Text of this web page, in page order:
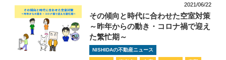
2021/06/22
その傾向と時代に合わせた空室対策
～昨年からの動き・コロナ禍で迎え
た繁忙期～
NISHIDAの不動産ニュース